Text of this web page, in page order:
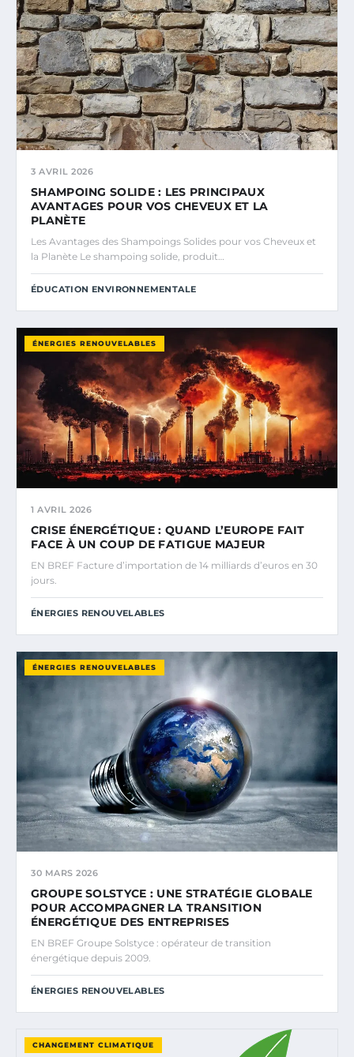
3 AVRIL 2026
SHAMPOING SOLIDE : LES PRINCIPAUX
AVANTAGES POUR VOS CHEVEUX ET LA
PLANÈTE
Les Avantages des Shampoings Solides pour vos Cheveux et
la Planète Le shampoing solide, produit…
ÉDUCATION ENVIRONNEMENTALE
ÉNERGIES RENOUVELABLES
1 AVRIL 2026
CRISE ÉNERGÉTIQUE : QUAND L’EUROPE FAIT
FACE À UN COUP DE FATIGUE MAJEUR
EN BREF Facture d’importation de 14 milliards d’euros en 30
jours.
ÉNERGIES RENOUVELABLES
ÉNERGIES RENOUVELABLES
30 MARS 2026
GROUPE SOLSTYCE : UNE STRATÉGIE GLOBALE
POUR ACCOMPAGNER LA TRANSITION
ÉNERGÉTIQUE DES ENTREPRISES
EN BREF Groupe Solstyce : opérateur de transition
énergétique depuis 2009.
ÉNERGIES RENOUVELABLES
CHANGEMENT CLIMATIQUE